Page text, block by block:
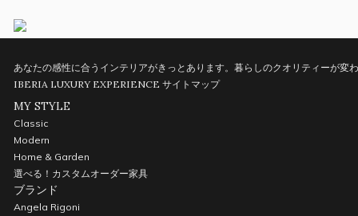
あなたの感性に合うインテリアがきっとあります。暮らしのクオリティーが変
IBERIA LUXURY EXPERIENCE サイトマップ
MY STYLE
Classic
Modern
Home & Garden
選べる！カスタムオーダー家具
ブランド
Angela Rigoni